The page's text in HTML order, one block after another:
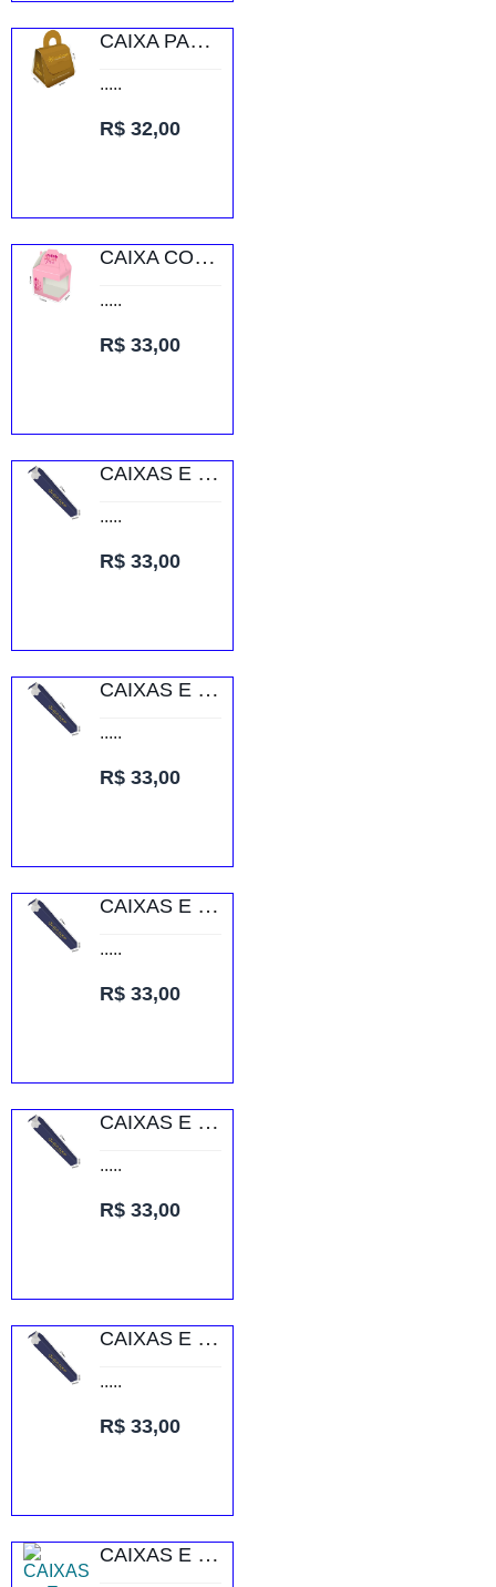
CAIXA PARA BIJUTERIAS SUPREMO 250G VERNIZ UV TOTAL FRENTE
.....
R$ 32,00
CAIXA COM JANELA PARA CANECA SUPREMO 250G VERNIZ UV TOTAL FRENTE
.....
R$ 33,00
CAIXAS E EMBALAGENS CAIXAS PERSONALIZADAS CAIXA DE BLOCO DE ANOTAÇÃO SUPREMO 255G
.....
R$ 33,00
CAIXAS E EMBALAGENS CAIXAS PERSONALIZADAS CAIXA DE BLOCO DE ANOTAÇÃO SUPREMO 255G
.....
R$ 33,00
CAIXAS E EMBALAGENS CAIXAS PERSONALIZADAS CAIXA DE BLOCO DE ANOTAÇÃO SUPREMO 255G
.....
R$ 33,00
CAIXAS E EMBALAGENS CAIXAS PERSONALIZADAS CAIXA DE BLOCO DE ANOTAÇÃO SUPREMO 255G
.....
R$ 33,00
CAIXAS E EMBALAGENS CAIXAS PERSONALIZADAS CAIXA DE BLOCO DE ANOTAÇÃO SUPREMO 255G
.....
R$ 33,00
CAIXAS E EMBALAGENS CAIXAS PERSONALIZADAS CAIXA PARA BIJUTERIAS SUPREMO 305G VERNIZ UV TOTAL FRENTE